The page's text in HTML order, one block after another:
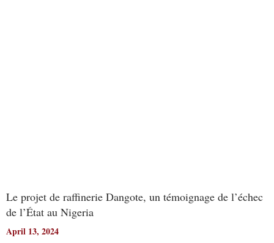
Le projet de raffinerie Dangote, un témoignage de l’échec
de l’État au Nigeria
April 13, 2024